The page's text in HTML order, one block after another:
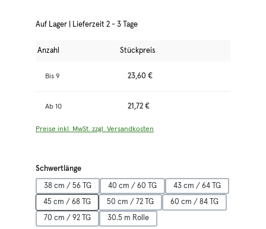
Auf Lager | Lieferzeit 2 - 3 Tage
Anzahl Stückpreis
Bis 9 23,60 €
Ab 10 21,72 €
Preise inkl. MwSt. zzgl. Versandkosten
Schwertlängeauswählen
38 cm / 56 TG 40 cm / 60 TG 43 cm / 64 TG
45 cm / 68 TG 50 cm / 72 TG 60 cm / 84 TG
70 cm / 92 TG 30.5 m Rolle